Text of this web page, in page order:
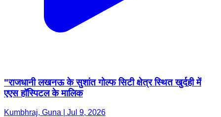
"राजधानी लखनऊ के सुशांत गोल्फ सिटी क्षेत्र स्थित खुर्दही में
एएस हॉस्पिटल के मालिक
Kumbhraj, Guna | Jul 9, 2026